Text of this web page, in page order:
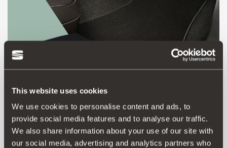
This website uses cookies
We use cookies to personalise content and ads, to
provide social media features and to analyse our traffic.
We also share information about your use of our site with
our social media, advertising and analytics partners who
5FB093990AA
Tekstilni komplet XCELLENCE, crna boja (upravljač na
lijevoj strani)